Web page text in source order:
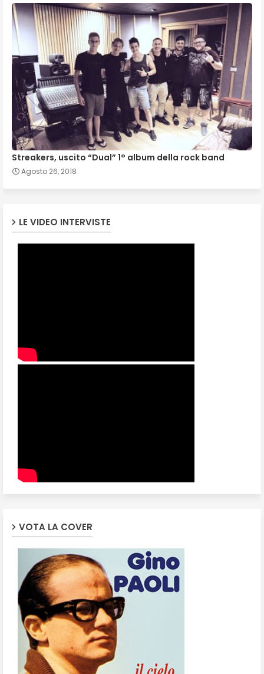
Streakers, uscito “Dual” 1° album della rock band
Agosto 26, 2018
LE VIDEO INTERVISTE
VOTA LA COVER